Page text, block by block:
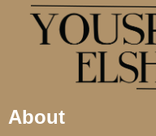
About